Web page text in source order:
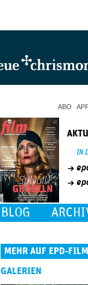
ABO
IN
BLOG
MEHR AUF EPD-
GALERIEN